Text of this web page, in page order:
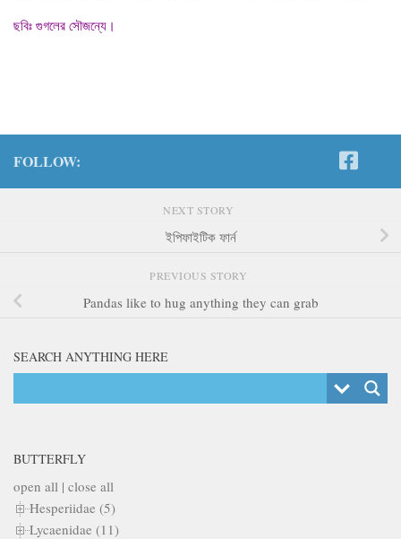
ছবিঃ গুগলের সৌজন্যে।
FOLLOW:
NEXT STORY
ইপিফাইটিক ফার্ন
PREVIOUS STORY
Pandas like to hug anything they can grab
SEARCH ANYTHING HERE
BUTTERFLY
open all | close all
Hesperiidae (5)
Lycaenidae (11)